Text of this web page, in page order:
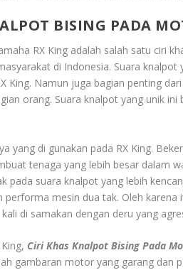
BISING PADA
RX King adalah salah satu ciri
di Indonesia. Suara
King. Namun juga bagian penting
orang. Suara knalpot yang unik
yang di gunakan pada RX King.
tenaga yang lebih besar dalam
pada suara knalpot yang lebih
performa mesin dua tak. Oleh karena
di samakan dengan deru yang
Ciri Khas Knalpot Bising Pada
gambaran motor yang garang dan